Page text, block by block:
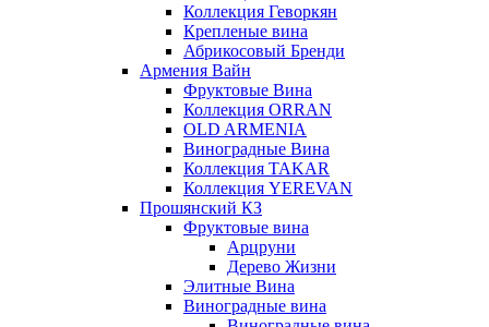
Коллекция Геворкян
Крепленые вина
Абрикосовый Бренди
Армения Вайн
Фруктовые Вина
Коллекция ORRAN
OLD ARMENIA
Виноградные Вина
Коллекция TAKAR
Коллекция YEREVAN
Прошянский КЗ
Фруктовые вина
Арцруни
Дерево Жизни
Элитные Вина
Виноградные вина